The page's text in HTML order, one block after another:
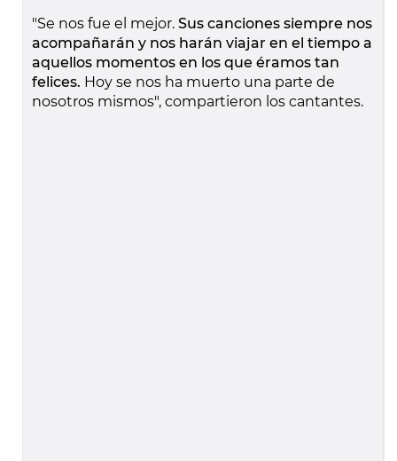
"Se nos fue el mejor. Sus canciones siempre nos
acompañarán y nos harán viajar en el tiempo a
aquellos momentos en los que éramos tan
felices. Hoy se nos ha muerto una parte de
nosotros mismos", compartieron los cantantes.